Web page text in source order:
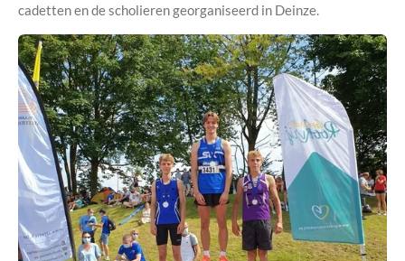
cadetten en de scholieren georganiseerd in Deinze.